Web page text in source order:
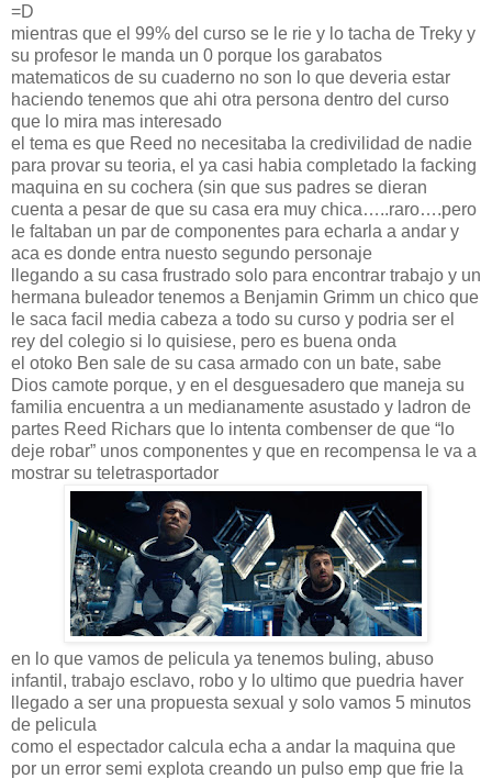
=D
mientras que el 99% del curso se le rie y lo tacha de Treky y
su profesor le manda un 0 porque los garabatos
matematicos de su cuaderno no son lo que deveria estar
haciendo tenemos que ahi otra persona dentro del curso
que lo mira mas interesado
el tema es que Reed no necesitaba la credivilidad de nadie
para provar su teoria, el ya casi habia completado la facking
maquina en su cochera (sin que sus padres se dieran
cuenta a pesar de que su casa era muy chica…..raro….pero
le faltaban un par de componentes para echarla a andar y
aca es donde entra nuesto segundo personaje
llegando a su casa frustrado solo para encontrar trabajo y un
hermana buleador tenemos a Benjamin Grimm un chico que
le saca facil media cabeza a todo su curso y podria ser el
rey del colegio si lo quisiese, pero es buena onda
el otoko Ben sale de su casa armado con un bate, sabe
Dios camote porque, y en el desguesadero que maneja su
familia encuentra a un medianamente asustado y ladron de
partes Reed Richars que lo intenta combenser de que “lo
deje robar” unos componentes y que en recompensa le va a
mostrar su teletrasportador
en lo que vamos de pelicula ya tenemos buling, abuso
infantil, trabajo esclavo, robo y lo ultimo que puedria haver
llegado a ser una propuesta sexual y solo vamos 5 minutos
de pelicula
como el espectador calcula echa a andar la maquina que
por un error semi explota creando un pulso emp que frie la